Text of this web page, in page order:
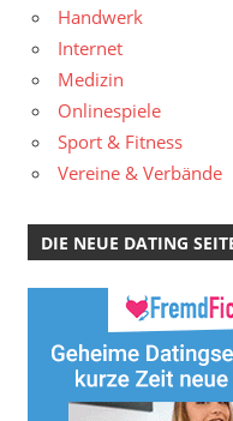
Handwerk
Internet
Medizin
Onlinespiele
Sport & Fitness
Vereine & Verbände
DIE NEUE DATING